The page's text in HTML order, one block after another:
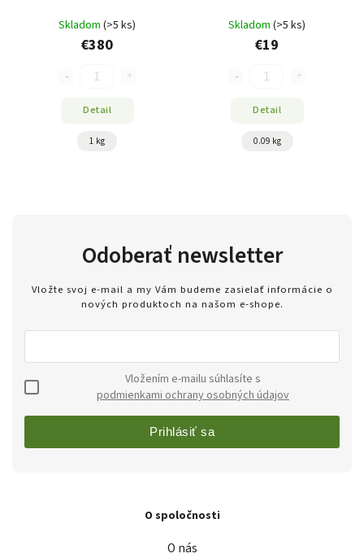
Skladom (>5 ks)
€380
Detail
1 kg
Skladom (>5 ks)
€19
Detail
0.09 kg
Odoberať newsletter
Vložte svoj e-mail a my Vám budeme zasielať informácie o
nových produktoch na našom e-shope.
podmienkami ochrany osobných údajov
Prihlásiť sa
O spoločnosti
O nás